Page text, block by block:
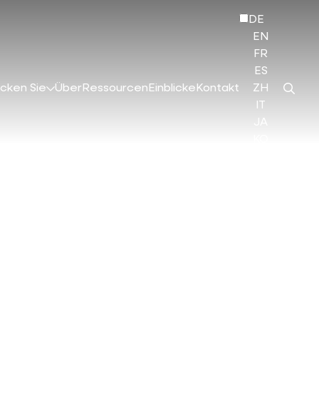
Sie Über Ressourcen Einblicke Kontakt
DE
EN
FR
ES
ZH
JA